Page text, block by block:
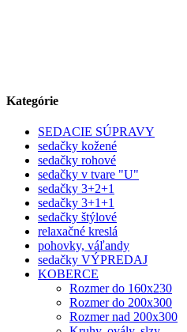
Kategórie
SEDACIE SÚPRAVY
sedačky kožené
sedačky rohové
sedačky v tvare "U"
sedačky 3+2+1
sedačky 3+1+1
sedačky štýlové
relaxačné kreslá
pohovky, váľandy
sedačky VÝPREDAJ
KOBERCE
Rozmer do 160x230
Rozmer do 200x300
Rozmer nad 200x300